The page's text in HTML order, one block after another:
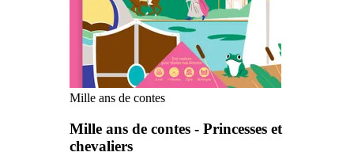
Mille ans de contes
Mille ans de contes - Princesses et
chevaliers